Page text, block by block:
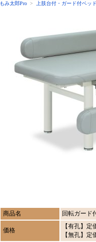
もみ太郎Pro > 上肢台付・ガード付ベッド
商品名 回転ガード
価格
【有孔】定
【無孔】定